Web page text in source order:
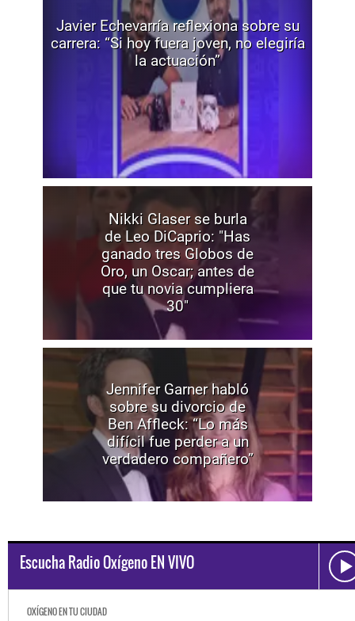
Javier Echevarría reflexiona sobre su
carrera: “Si hoy fuera joven, no elegiría
la actuación”
Nikki Glaser se burla
de Leo DiCaprio: "Has
ganado tres Globos de
Oro, un Oscar; antes de
que tu novia cumpliera
30"
Jennifer Garner habló
sobre su divorcio de
Ben Affleck: “Lo más
difícil fue perder a un
verdadero compañero”
Escucha Radio Oxígeno EN VIVO
OXÍGENO EN TU CIUDAD